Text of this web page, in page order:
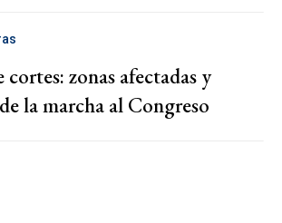
cortes: zonas afectadas y
la marcha al Congreso